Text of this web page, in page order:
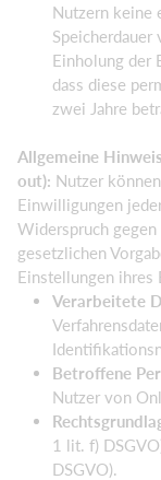
Nutzern keine
Einholung der
dass diese
zwei Jahre
Allgemeine
out): Nutzer
Einwilligungen
Widerspruch gegen
gesetzlichen
Einstellungen ihres
Verarbeitete
Betroffene
Nutzer von
1 lit. f)
DSGVO).